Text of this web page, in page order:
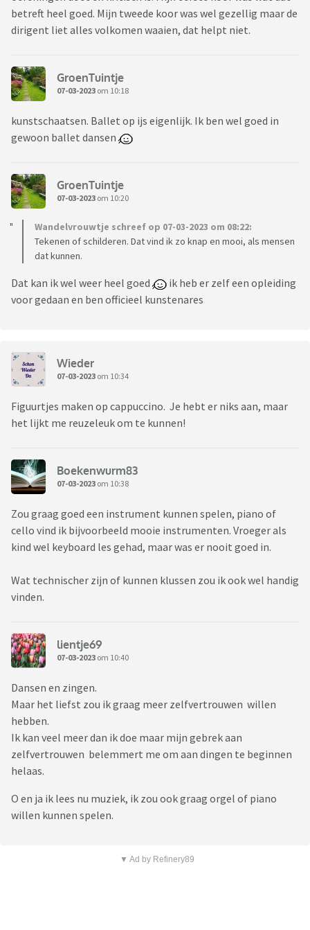
betreft heel goed. Mijn tweede koor was wel gezellig maar de
dirigent liet alles volkomen waaien, dat helpt niet.
GroenTuintje
07-03-2023 om 10:18
kunstschaatsen. Ballet op ijs eigenlijk. Ik ben wel goed in
gewoon ballet dansen
GroenTuintje
07-03-2023 om 10:20
Wandelvrouwtje schreef op 07-03-2023 om 08:22:
Tekenen of schilderen. Dat vind ik zo knap en mooi, als mensen
dat kunnen.
Dat kan ik wel weer heel goed
ik heb er zelf een opleiding
voor gedaan en ben officieel kunstenares
Wieder
07-03-2023 om 10:34
Figuurtjes maken op cappuccino. Je hebt er niks aan, maar
het lijkt me reuzeleuk om te kunnen!
Boekenwurm83
07-03-2023 om 10:38
Zou graag goed een instrument kunnen spelen, piano of
cello vind ik bijvoorbeeld mooie instrumenten. Vroeger als
kind wel keyboard les gehad, maar was er nooit goed in.
Wat technischer zijn of kunnen klussen zou ik ook wel handig
vinden.
lientje69
07-03-2023 om 10:40
Dansen en zingen.
Maar het liefst zou ik graag meer zelfvertrouwen willen
hebben.
Ik kan veel meer dan ik doe maar mijn gebrek aan
zelfvertrouwen belemmert me om aan dingen te beginnen
helaas.
O en ja ik lees nu muziek, ik zou ook graag orgel of piano
willen kunnen spelen.
▼ Ad by Refinery89